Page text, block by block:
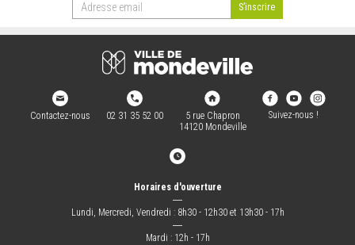
Contactez-nous 02 31 35 52 00
5 rue Chapron
14120 Mondeville
Suivez-nous !
Horaires d'ouverture
―
Lundi, Mercredi, Vendredi : 8h30 - 12h30 et 13h30 - 17h
―
Mardi : 12h - 17h